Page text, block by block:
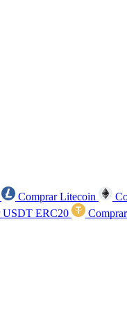
Comprar Litecoin
USDT ERC20